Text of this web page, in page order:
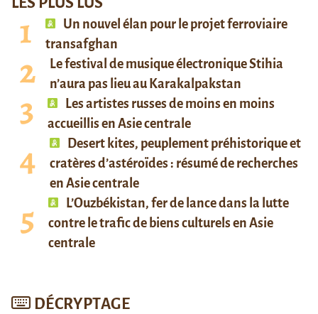
Un nouvel élan pour le projet ferroviaire
transafghan
Le festival de musique électronique Stihia
n’aura pas lieu au Karakalpakstan
Les artistes russes de moins en moins
accueillis en Asie centrale
Desert kites, peuplement préhistorique et
cratères d’astéroïdes : résumé de recherches
en Asie centrale
L’Ouzbékistan, fer de lance dans la lutte
contre le trafic de biens culturels en Asie
centrale
DÉCRYPTAGE